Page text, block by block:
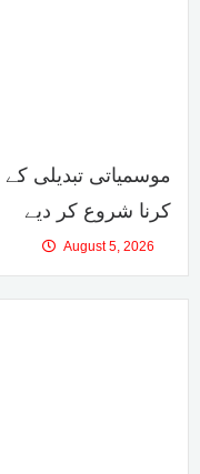
موسمیاتی تبدیلی
کرنا شروع کر دیے
August 5, 2026